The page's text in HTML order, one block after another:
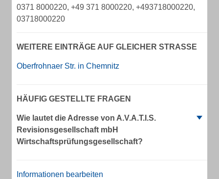
0371 8000220, +49 371 8000220, +493718000220,
03718000220
WEITERE EINTRÄGE AUF GLEICHER STRASSE
Oberfrohnaer Str. in Chemnitz
HÄUFIG GESTELLTE FRAGEN
Wie lautet die Adresse von A.V.A.T.I.S.
Revisionsgesellschaft mbH
Wirtschaftsprüfungsgesellschaft?
Informationen bearbeiten